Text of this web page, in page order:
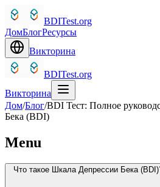
BDITest.org
ДомБлогРесурсы
Викторина
BDITest.org
Викторина
Дом/Блог/BDI Тест: Полное
Бека (BDI)
Menu
Что такое Шкала Депрессии Бека